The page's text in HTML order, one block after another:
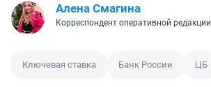
Алена Смагина
Корреспондент оперативной редакции
Ключевая ставка Банк России ЦБ